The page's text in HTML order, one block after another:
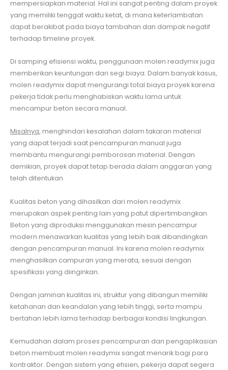
mempersiapkan material. Hal ini sangat penting dalam proyek
yang memiliki tenggat waktu ketat, di mana keterlambatan
dapat berakibat pada biaya tambahan dan dampak negatif
terhadap timeline proyek.
Di samping efisiensi waktu, penggunaan molen readymix juga
memberikan keuntungan dari segi biaya. Dalam banyak kasus,
molen readymix dapat mengurangi total biaya proyek karena
pekerja tidak perlu menghabiskan waktu lama untuk
mencampur beton secara manual.
Misalnya, menghindari kesalahan dalam takaran material
yang dapat terjadi saat pencampuran manual juga
membantu mengurangi pemborosan material. Dengan
demikian, proyek dapat tetap berada dalam anggaran yang
telah ditentukan.
Kualitas beton yang dihasilkan dari molen readymix
merupakan aspek penting lain yang patut dipertimbangkan.
Beton yang diproduksi menggunakan mesin pencampur
modern menawarkan kualitas yang lebih baik dibandingkan
dengan pencampuran manual. Ini karena molen readymix
menghasilkan campuran yang merata, sesuai dengan
spesifikasi yang diinginkan.
Dengan jaminan kualitas ini, struktur yang dibangun memiliki
ketahanan dan keandalan yang lebih tinggi, serta mampu
bertahan lebih lama terhadap berbagai kondisi lingkungan.
Kemudahan dalam proses pencampuran dan pengaplikasian
beton membuat molen readymix sangat menarik bagi para
kontraktor. Dengan sistem yang efisien, pekerja dapat segera